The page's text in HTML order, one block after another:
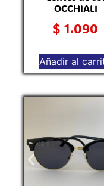
OCCHIALI
$ 1.090
Añadir al